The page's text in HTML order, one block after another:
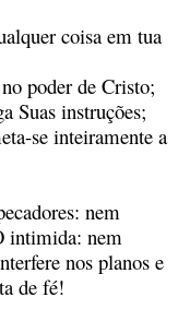
coisa em tua
poder de Cristo;
Suas instruções;
se inteiramente a
nem
intimida: nem
nos planos e
de fé!